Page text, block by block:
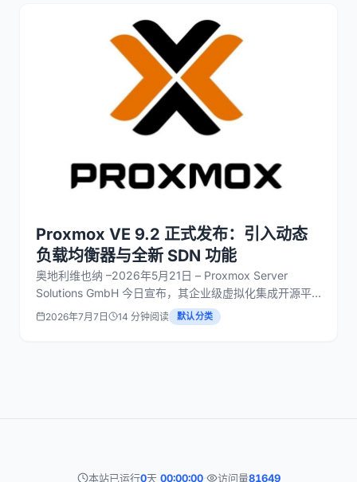
Proxmox VE 9.2 正式发布：引入动态
负载均衡器与全新 SDN 功能
奥地利维也纳 –2026年5月21日 – Proxmox Server
Solutions GmbH 今日宣布，其企业级虚拟化集成开源平
台的最新版本 Proxmox Virtual Environment (VE) 9.2 现
已正式发布。此次重大更新引入了动态负载均衡器、扩展
2026年7月7日 14 分钟阅读 默认分类
本站已运行0天 00:00:00· 访问量81649